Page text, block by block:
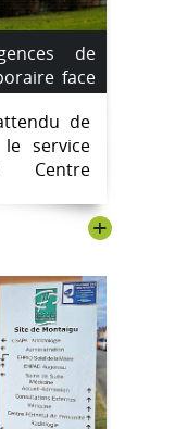
de
face
de
le service
Centre
+